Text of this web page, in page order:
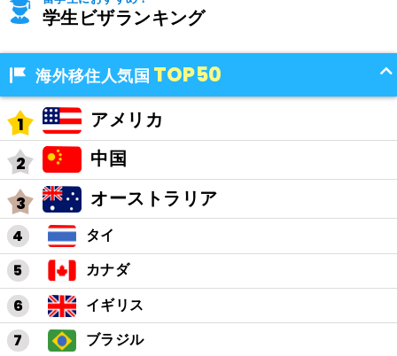
学生ビザランキング
海外移住人気国 TOP50
アメリカ
中国
オーストラリア
タイ
カナダ
イギリス
ブラジル